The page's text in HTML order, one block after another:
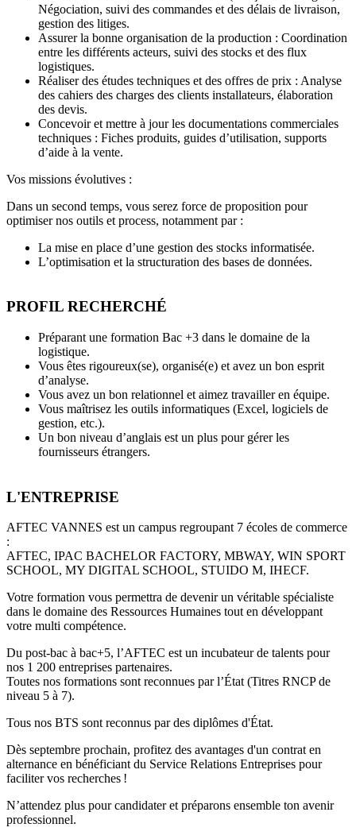
Négociation, suivi des commandes et des délais de livraison,
gestion des litiges.
Assurer la bonne organisation de la production : Coordination
entre les différents acteurs, suivi des stocks et des flux
logistiques.
Réaliser des études techniques et des offres de prix : Analyse
des cahiers des charges des clients installateurs, élaboration
des devis.
Concevoir et mettre à jour les documentations commerciales
techniques : Fiches produits, guides d’utilisation, supports
d’aide à la vente.
Vos missions évolutives :
Dans un second temps, vous serez force de proposition pour
optimiser nos outils et process, notamment par :
La mise en place d’une gestion des stocks informatisée.
L’optimisation et la structuration des bases de données.
PROFIL RECHERCHÉ
Préparant une formation Bac +3 dans le domaine de la
logistique.
Vous êtes rigoureux(se), organisé(e) et avez un bon esprit
d’analyse.
Vous avez un bon relationnel et aimez travailler en équipe.
Vous maîtrisez les outils informatiques (Excel, logiciels de
gestion, etc.).
Un bon niveau d’anglais est un plus pour gérer les
fournisseurs étrangers.
L'ENTREPRISE
AFTEC VANNES est un campus regroupant 7 écoles de commerce
:
AFTEC, IPAC BACHELOR FACTORY, MBWAY, WIN SPORT
SCHOOL, MY DIGITAL SCHOOL, STUIDO M, IHECF.
Votre formation vous permettra de devenir un véritable spécialiste
dans le domaine des Ressources Humaines tout en développant
votre multi compétence.
Du post-bac à bac+5, l’AFTEC est un incubateur de talents pour
nos 1 200 entreprises partenaires.
Toutes nos formations sont reconnues par l’État (Titres RNCP de
niveau 5 à 7).
Tous nos BTS sont reconnus par des diplômes d'État.
Dès septembre prochain, profitez des avantages d'un contrat en
alternance en bénéficiant du Service Relations Entreprises pour
faciliter vos recherches !
N’attendez plus pour candidater et préparons ensemble ton avenir
professionnel.